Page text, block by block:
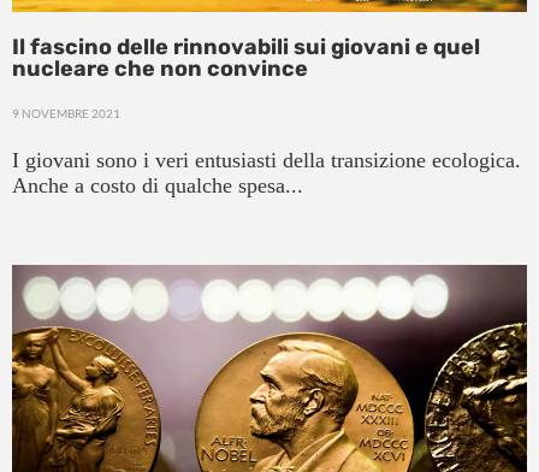
Il fascino delle rinnovabili sui giovani e quel
nucleare che non convince
9 NOVEMBRE 2021
I giovani sono i veri entusiasti della transizione ecologica.
Anche a costo di qualche spesa...